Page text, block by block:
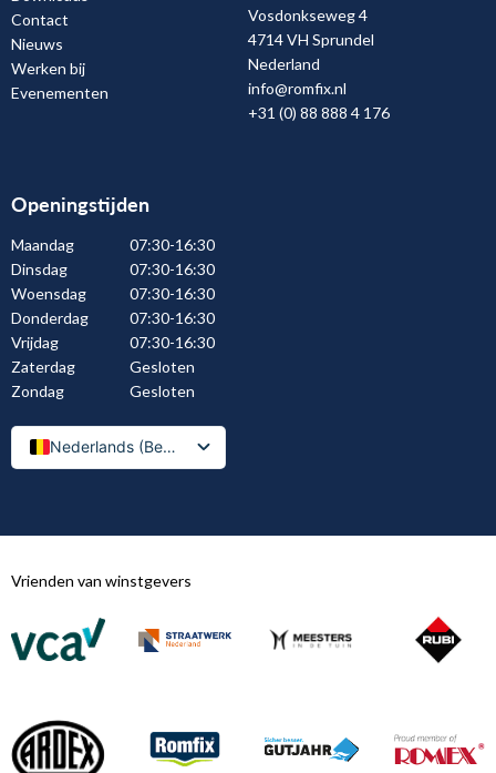
Contact
Nieuws
Werken bij
Evenementen
Vosdonkseweg 4
4714 VH Sprundel
Nederland
info@romfix.nl
+31 (0) 88 888 4 176
Openingstijden
Maandag
07:30-16:30
Dinsdag
07:30-16:30
Woensdag
07:30-16:30
Donderdag
07:30-16:30
Vrijdag
07:30-16:30
Zaterdag
Gesloten
Zondag
Gesloten
Nederlands (België)
Vrienden van winstgevers